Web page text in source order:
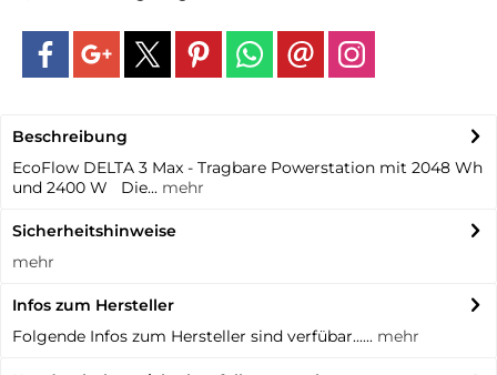
Beschreibung
EcoFlow DELTA 3 Max - Tragbare Powerstation mit 2048 Wh
und 2400 W Die... mehr
Sicherheitshinweise
mehr
Infos zum Hersteller
Folgende Infos zum Hersteller sind verfübar...... mehr